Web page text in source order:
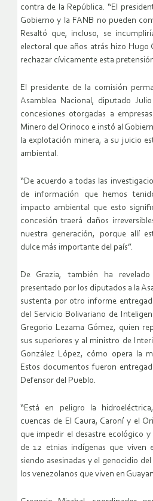
contra de la República. “El
Gobierno y la FANB no pueden
Resaltó que, incluso, se
electoral que años atrás hizo Hugo
rechazar cívicamente esta
El presidente de la comisión
Asamblea Nacional, diputado
concesiones otorgadas a
Minero del Orinoco e instó al
la explotación minera, a su juicio
ambiental.
“De acuerdo a todas las
de información que hemos
impacto ambiental que esto
concesión traerá daños
nuestra generación, porque allí
dulce más importante del país”.
De Grazia, también ha
presentado por los diputados a la
sustenta por otro informe
del Servicio Bolivariano de
Gregorio Lezama Gómez, quien
sus superiores y al ministro de
González López, cómo opera la
Estos documentos fueron
Defensor del Pueblo.
“Está en peligro la
cuencas de El Caura, Caroní y el
que impedir el desastre ecológico
de 12 etnias indígenas que viven
siendo asesinadas y el genocidio
los venezolanos que viven en